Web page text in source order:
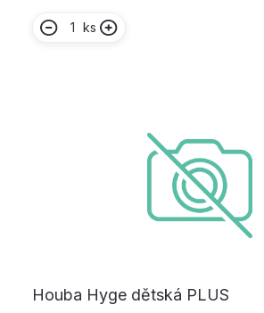
ks
Houba Hyge dětská PLUS